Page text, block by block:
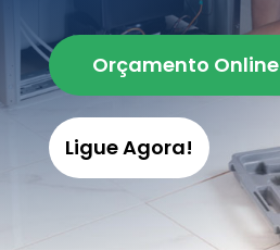
Orçamento Online
Ligue Agora!